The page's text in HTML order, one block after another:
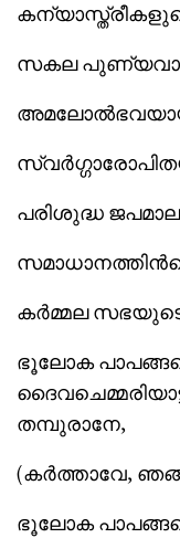
സകല‍
പരിശുദ്ധ
കര്‍മ്മല സഭയുടെ
ഭൂലോക
തമ്പുരാനേ,
(കര്‍ത്താവേ,
ഭൂലോക